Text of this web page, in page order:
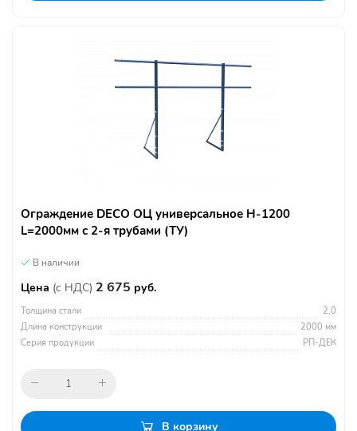
Ограждение DECO ОЦ универсальное H-1200
L=2000мм с 2-я трубами (ТУ)
В наличии
Цена (с НДС) 2 675 руб.
Толщина стали
2,0
Длина конструкции
2000 мм
Серия продукции
РП-ДЕК
В корзину